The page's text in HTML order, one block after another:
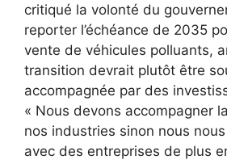
critiqué la volonté du
reporter l’échéance de 2035
vente de véhicules polluants,
transition devrait plutôt être
accompagnée par des
« Nous devons accompagner
nos industries sinon nous
avec des entreprises de plus